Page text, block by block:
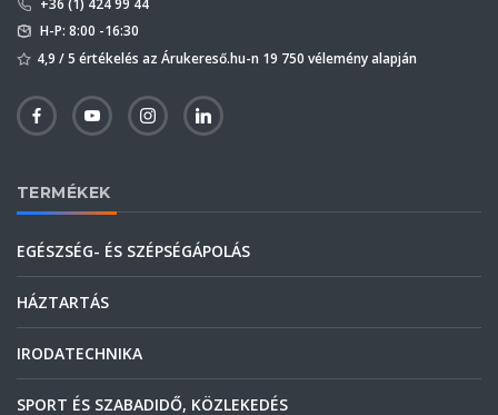
+36 (1) 424 99 44
H-P: 8:00 -16:30
4,9 / 5 értékelés az Árukereső.hu-n 19 750 vélemény alapján
TERMÉKEK
EGÉSZSÉG- ÉS SZÉPSÉGÁPOLÁS
HÁZTARTÁS
IRODATECHNIKA
SPORT ÉS SZABADIDŐ, KÖZLEKEDÉS